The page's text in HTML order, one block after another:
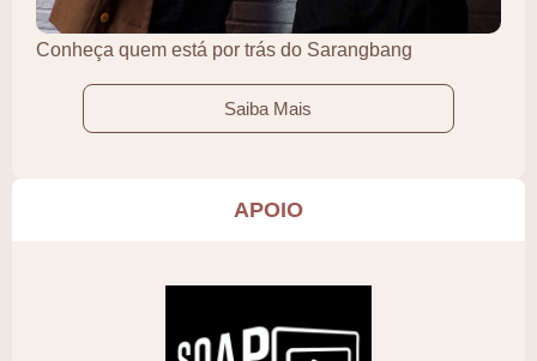
Conheça quem está por trás do Sarangbang
Saiba Mais
APOIO